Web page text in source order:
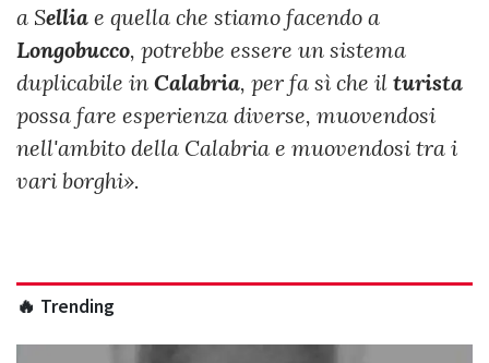
a Sellia e quella che stiamo facendo a
Longobucco, potrebbe essere un sistema
duplicabile in Calabria, per fa sì che il turista
possa fare esperienza diverse, muovendosi
nell'ambito della Calabria e muovendosi tra i
vari borghi».
🔥 Trending